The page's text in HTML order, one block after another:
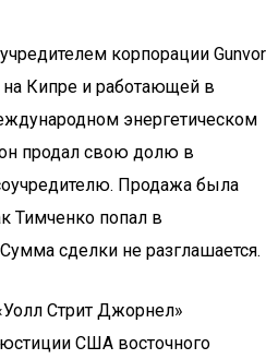
корпорации Gunvor
на Кипре и работающей в
энергетическом
продал свою долю в
Продажа была
Тимченко попал в
сделки не разглашается.
Стрит Джорнел»
США восточного